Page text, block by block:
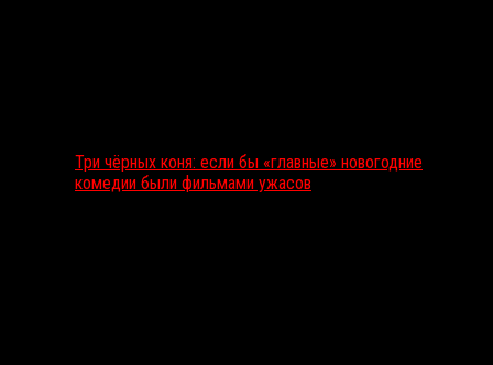
Три чёрных коня: если бы «главные» новогодние
комедии были фильмами ужасов